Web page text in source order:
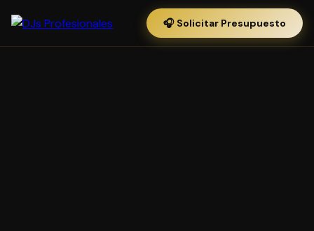
🎧 Solicitar Presupuesto